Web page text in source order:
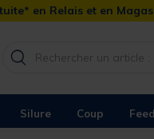
en Relais et en
Silure Coup